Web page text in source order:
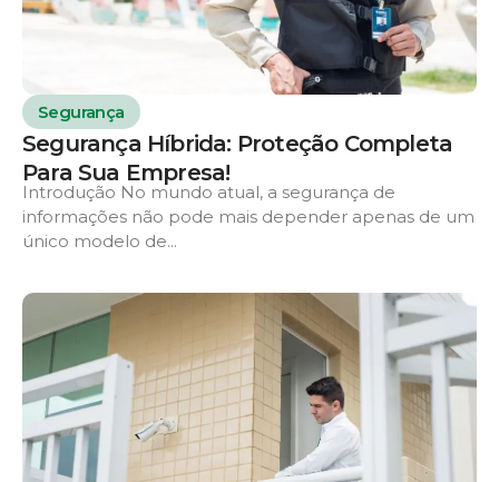
Segurança
Segurança Híbrida: Proteção Completa
Para Sua Empresa!
Introdução No mundo atual, a segurança de
informações não pode mais depender apenas de um
único modelo de...